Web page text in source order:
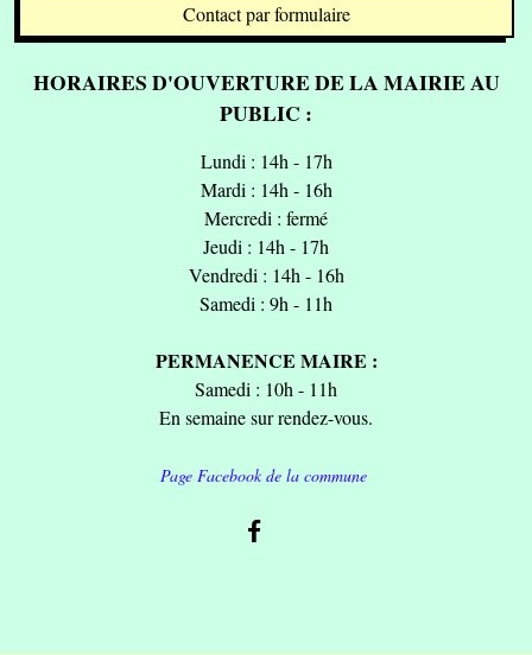
Contact par formulaire
HORAIRES D'OUVERTURE DE LA MAIRIE AU
PUBLIC :
Lundi : 14h - 17h
Mardi : 14h - 16h
Mercredi : fermé
Jeudi : 14h - 17h
Vendredi : 14h - 16h
Samedi : 9h - 11h
PERMANENCE MAIRE :
Samedi : 10h - 11h
En semaine sur rendez-vous.
Page Facebook de la commune